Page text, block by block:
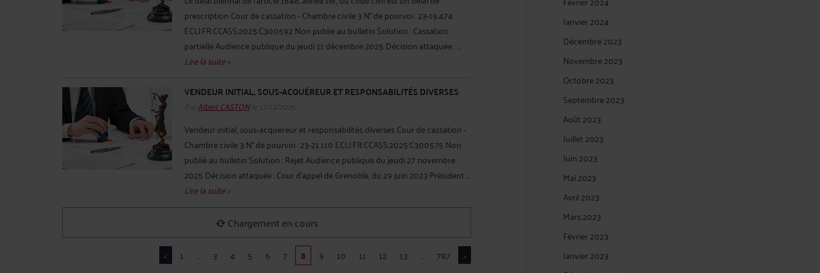
prescription Cour de cassation - Chambre civile 3 N° de pourvoi : 23-19.474
ECLI:FR:CCASS:2025:C300592 Non publié au bulletin Solution : Cassation
partielle Audience publique du jeudi 11 décembre 2025 Décision attaquée : ...
Lire la suite >
VENDEUR INITIAL, SOUS-ACQUÉREUR ET RESPONSABILITÉS DIVERSES
ParAlbert CASTONle 17/12/2025
Vendeur initial, sous-acquéreur et responsabilités diverses Cour de cassation -
Chambre civile 3 N° de pourvoi : 23-21.110 ECLI:FR:CCASS:2025:C300575 Non
publié au bulletin Solution : Rejet Audience publique du jeudi 27 novembre
2025 Décision attaquée : Cour d'appel de Grenoble, du 29 juin 2023 Président ...
Lire la suite >
VENTE IMMOBILIÈRE, DIAGNOSTIC ET NOTION DE VICE APPARENT
ParAlbert CASTONle 25/11/2025
Vente immobilière, diagnostic et notion de vice apparent Cour de cassation -
Janvier 2024
Décembre 2023
Novembre 2023
Octobre 2023
Septembre 2023
Août 2023
Juillet 2023
Juin 2023
Mai 2023
Avril 2023
Mars 2023
Février 2023
Janvier 2023